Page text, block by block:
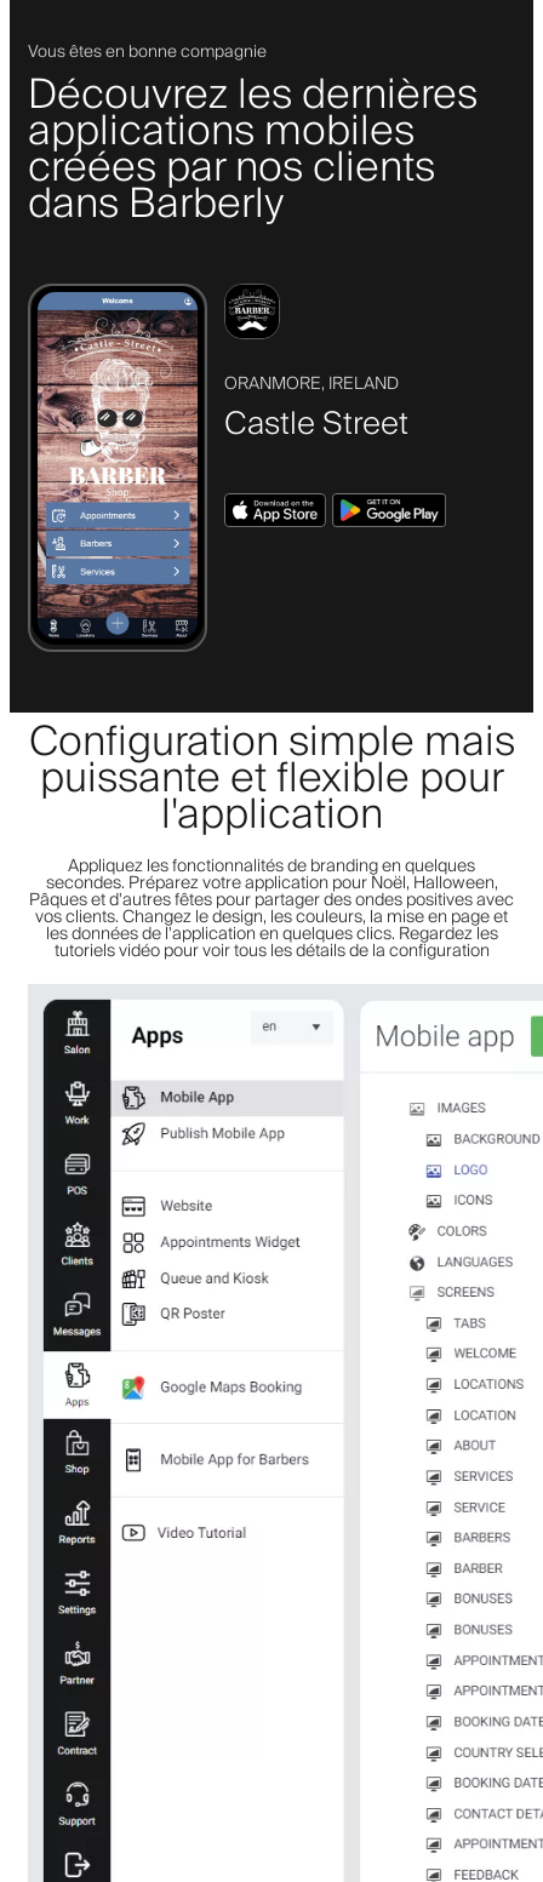
Vous êtes en bonne compagnie
Découvrez les dernières
applications mobiles
créées par nos clients
dans Barberly
ORANMORE, IRELAND
Castle Street
Configuration simple mais
puissante et flexible pour
l'application
Appliquez les fonctionnalités de branding en quelques
secondes. Préparez votre application pour Noël, Halloween,
Pâques et d'autres fêtes pour partager des ondes positives avec
vos clients. Changez le design, les couleurs, la mise en page et
les données de l'application en quelques clics. Regardez les
tutoriels vidéo pour voir tous les détails de la configuration